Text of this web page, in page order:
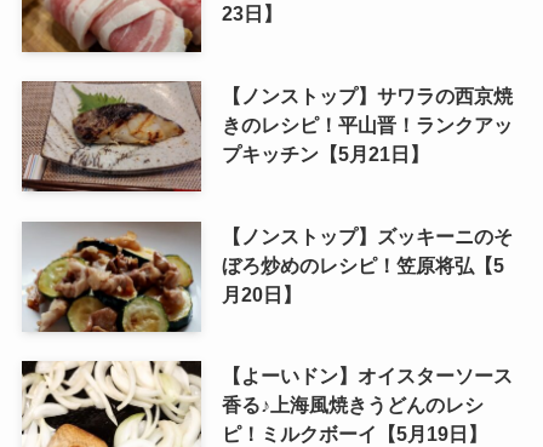
23日】
【ノンストップ】サワラの西京焼
きのレシピ！平山晋！ランクアッ
プキッチン【5月21日】
【ノンストップ】ズッキーニのそ
ぼろ炒めのレシピ！笠原将弘【5
月20日】
【よーいドン】オイスターソース
香る♪上海風焼きうどんのレシ
ピ！ミルクボーイ【5月19日】